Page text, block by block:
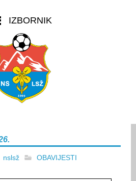
IZBORNIK
nslsž OBAVIJESTI